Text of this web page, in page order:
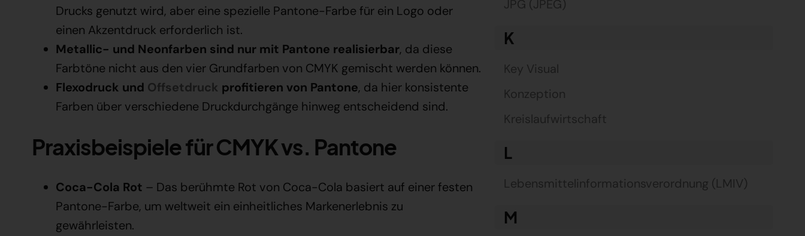
Drucks genutzt wird, aber eine spezielle Pantone-Farbe für ein Logo oder
einen Akzentdruck erforderlich ist.
Metallic- und Neonfarben sind nur mit Pantone realisierbar, da diese
Farbtöne nicht aus den vier Grundfarben von CMYK gemischt werden können.
Flexodruck und Offsetdruck profitieren von Pantone, da hier konsistente
Farben über verschiedene Druckdurchgänge hinweg entscheidend sind.
Praxisbeispiele für CMYK vs. Pantone
Coca-Cola Rot – Das berühmte Rot von Coca-Cola basiert auf einer festen
Pantone-Farbe, um weltweit ein einheitliches Markenerlebnis zu
gewährleisten.
JPG (JPEG)
K
Key Visual
Konzeption
Kreislaufwirtschaft
L
Lebensmittelinformationsverordnung (LMIV)
M